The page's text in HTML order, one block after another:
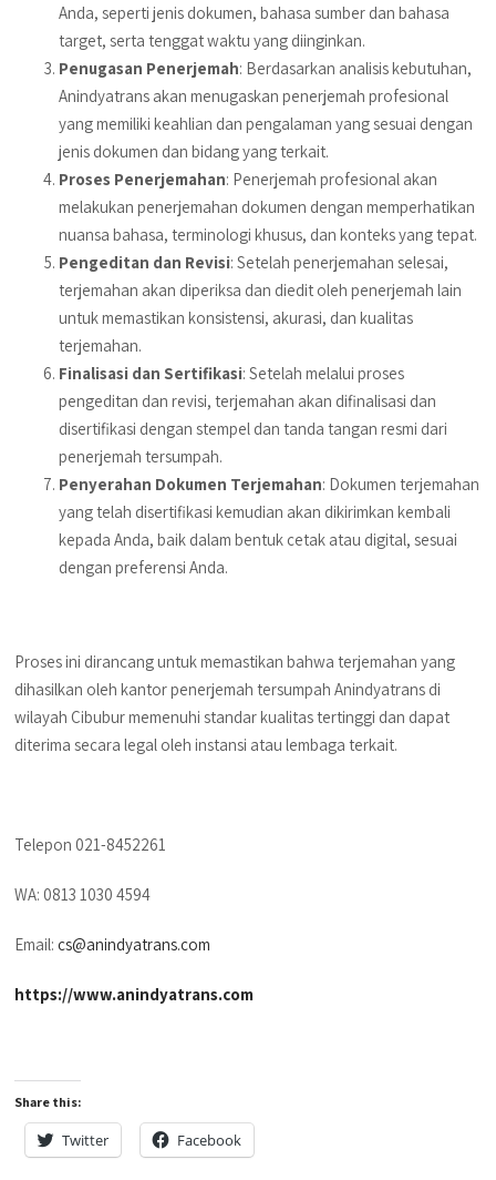
Anda, seperti jenis dokumen, bahasa sumber dan bahasa
target, serta tenggat waktu yang diinginkan.
Penugasan Penerjemah: Berdasarkan analisis kebutuhan,
Anindyatrans akan menugaskan penerjemah profesional
yang memiliki keahlian dan pengalaman yang sesuai dengan
jenis dokumen dan bidang yang terkait.
Proses Penerjemahan: Penerjemah profesional akan
melakukan penerjemahan dokumen dengan memperhatikan
nuansa bahasa, terminologi khusus, dan konteks yang tepat.
Pengeditan dan Revisi: Setelah penerjemahan selesai,
terjemahan akan diperiksa dan diedit oleh penerjemah lain
untuk memastikan konsistensi, akurasi, dan kualitas
terjemahan.
Finalisasi dan Sertifikasi: Setelah melalui proses
pengeditan dan revisi, terjemahan akan difinalisasi dan
disertifikasi dengan stempel dan tanda tangan resmi dari
penerjemah tersumpah.
Penyerahan Dokumen Terjemahan: Dokumen terjemahan
yang telah disertifikasi kemudian akan dikirimkan kembali
kepada Anda, baik dalam bentuk cetak atau digital, sesuai
dengan preferensi Anda.
Proses ini dirancang untuk memastikan bahwa terjemahan yang
dihasilkan oleh kantor penerjemah tersumpah Anindyatrans di
wilayah Cibubur memenuhi standar kualitas tertinggi dan dapat
diterima secara legal oleh instansi atau lembaga terkait.
Telepon 021-8452261
WA: 0813 1030 4594
Email:cs@anindyatrans.com
https://www.anindyatrans.com
Share this:
Twitter Facebook